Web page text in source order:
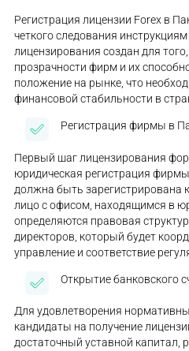
Регистрация лицензии Forex в
четкого следования
лицензирования создан для
прозрачности фирм и их
положение на рынке, что
финансовой стабильности в
Регистрация фирмы в
Первый шаг лицензирования
юридическая регистрация
должна быть зарегистрирована
лицо с офисом, находящимся в
определяются правовая
директоров, который будет
управление и соответствие
Открытие банковского
Для удовлетворения
кандидаты на получение
достаточный уставной капитал,